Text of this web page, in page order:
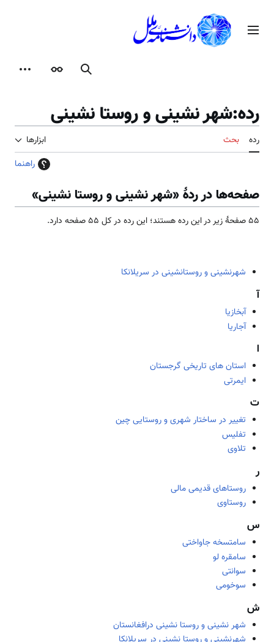
محتوامنوی اصلی
جستجوظاهر
رده:شهر نشینی و روستا نشینی
رده بحث
ابزارها
راهنما
صفحه‌ها در ردهٔ «شهر نشینی و روستا نشینی»
۵۵ صفحۀ زیر در این رده هستند؛ این رده در کل ۵۵ صفحه دارد.
شهرنشینی و روستانشینی در سریلانکا
آ
آبخازیا
آجاریا
ا
استان های تاریخی گرجستان
ایمرتی
ت
تغییر در ساختار شهری و روستایی چین
تفلیس
تلاوی
ر
روستاهای قدیمی مالی
روستاوی
س
سامتسخه جاواختی
سامقره لو
سوانتی
سوخومی
ش
شهر نشینی و روستا نشینی درافغانستان